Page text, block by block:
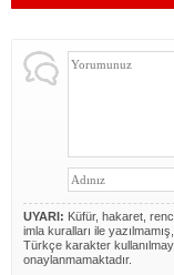
UYARI: Küfür, hakaret,
imla kuralları ile yazılmamış,
Türkçe karakter
onaylanmamaktadır.